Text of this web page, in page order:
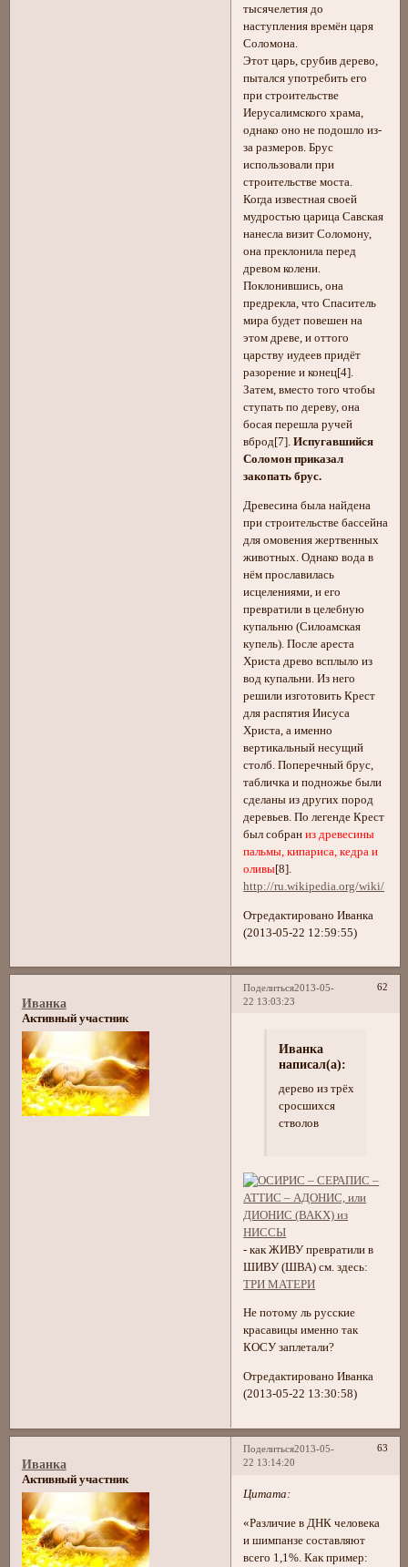
тысячелетия до
наступления времён царя
Соломона.
Этот царь, срубив дерево,
пытался употребить его
при строительстве
Иерусалимского храма,
однако оно не подошло из-
за размеров. Брус
использовали при
строительстве моста.
Когда известная своей
мудростью царица Савская
нанесла визит Соломону,
она преклонила перед
древом колени.
Поклонившись, она
предрекла, что Спаситель
мира будет повешен на
этом древе, и оттого
царству иудеев придёт
разорение и конец[4].
Затем, вместо того чтобы
ступать по дереву, она
босая перешла ручей
вброд[7].Испугавшийся
Соломон приказал
закопать брус.
Древесина была найдена
при строительстве бассейна
для омовения жертвенных
животных. Однако вода в
нём прославилась
исцелениями, и его
превратили в целебную
купальню (Силоамская
купель). После ареста
Христа древо всплыло из
вод купальни. Из него
решили изготовить Крест
для распятия Иисуса
Христа, а именно
вертикальный несущий
столб. Поперечный брус,
табличка и подножье были
сделаны из других пород
деревьев. По легенде Крест
был собраниз древесины
пальмы, кипариса, кедра и
оливы[8].
http://ru.wikipedia.org/wiki/
Отредактировано Иванка
(2013-05-22 12:59:55)
Поделиться 62
2013-05-
22 13:03:23
Иванка
Активный участник
Иванка
написал(а):
дерево из трёх
сросшихся
стволов
- как ЖИВУ превратили в
ШИВУ (ШВА) см. здесь:
ТРИ МАТЕРИ
Не потому ль русские
красавицы именно так
КОСУ заплетали?
Отредактировано Иванка
(2013-05-22 13:30:58)
Поделиться 63
2013-05-
22 13:14:20
Иванка
Активный участник
Цитата:
«Различие в ДНК человека
и шимпанзе составляют
всего 1,1%. Как пример: